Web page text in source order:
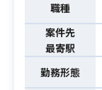
職種
案件先
最寄駅
勤務形態